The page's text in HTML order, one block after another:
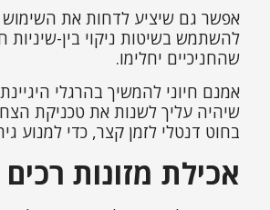
אפשר גם שיציע לדחות את השימוש
להשתמש בשיטות ניקוי בין-שיניות
שהחניכיים יחלימו.
אמנם חיוני להמשיך בהרגלי
שיהיה עליך לשנות את טכניקת
בחוט דנטלי לזמן קצר, כדי למנוע
אכילת מזונות רכים